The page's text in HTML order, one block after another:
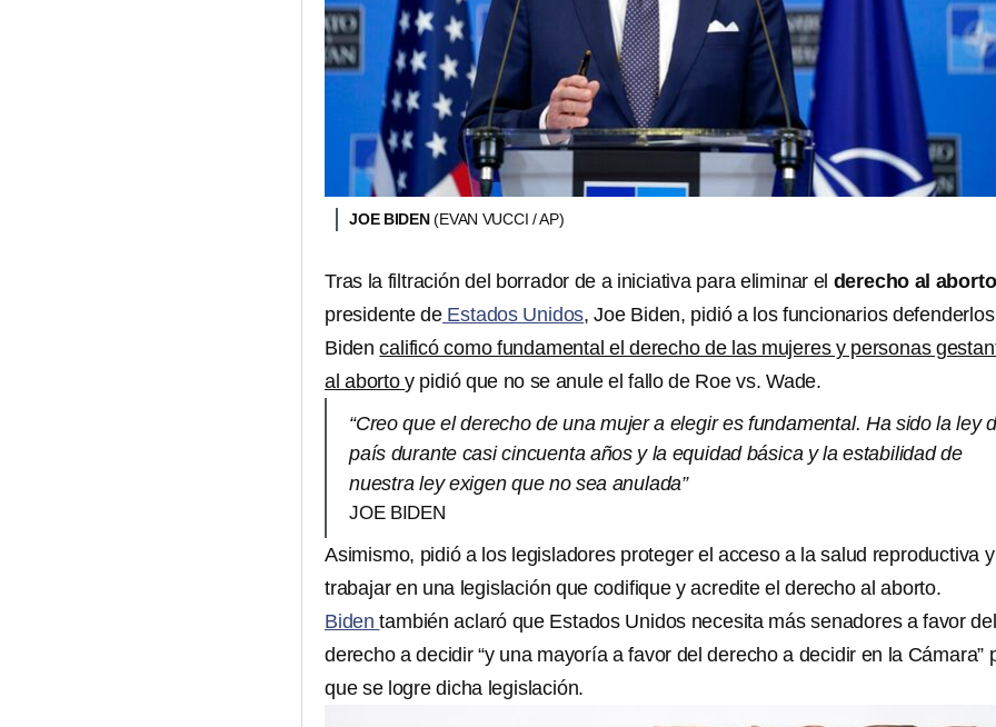
JOE BIDEN(EVAN VUCCI / AP)
Tras la filtración del borrador de a iniciativa para eliminar el derecho al aborto
presidente de Estados Unidos, Joe Biden, pidió a los funcionarios
Bidencalificó como fundamental el derecho de las mujeres y personas
al abortoy pidió que no se anule el fallo de Roe vs. Wade.
“Creo que el derecho de una mujer a elegir es fundamental. Ha sido la ley
país durante casi cincuenta años y la equidad básica y la estabilidad de
nuestra ley exigen que no sea anulada”
JOE BIDEN
Asimismo, pidió a los legisladores proteger el acceso a la salud reproductiva y
trabajar en una legislación que codifique y acredite el derecho al aborto.
Bidentambién aclaró que Estados Unidos necesita más senadores a favor del
derecho a decidir “y una mayoría a favor del derecho a decidir en la Cámara”
que se logre dicha legislación.